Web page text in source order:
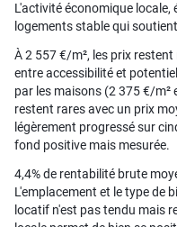
L'activité économique locale,
logements stable qui
À 2 557 €/m², les prix
entre accessibilité et
par les maisons (2 375 €/m²
restent rares avec un prix
légèrement progressé sur
fond positive mais mesurée.
4,4% de rentabilité brute
L'emplacement et le type de
locatif n'est pas tendu mais